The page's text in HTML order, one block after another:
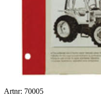
Artnr: 70005